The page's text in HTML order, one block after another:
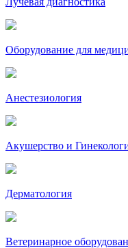
Оборудование для
Анестезиология
Акушерство и
Дерматология
Ветеринарное